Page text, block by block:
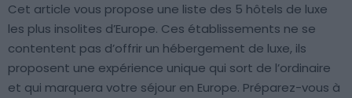
Cet article vous propose une liste des 5 hôtels de luxe
les plus insolites d’Europe. Ces établissements ne se
contentent pas d’offrir un hébergement de luxe, ils
proposent une expérience unique qui sort de l’ordinaire
et qui marquera votre séjour en Europe. Préparez-vous à